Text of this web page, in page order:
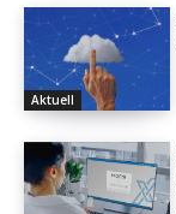
Aktuell